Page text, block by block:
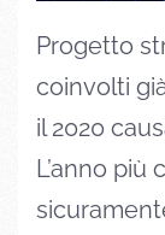
Progetto
coinvolti
il 2020
L’anno più